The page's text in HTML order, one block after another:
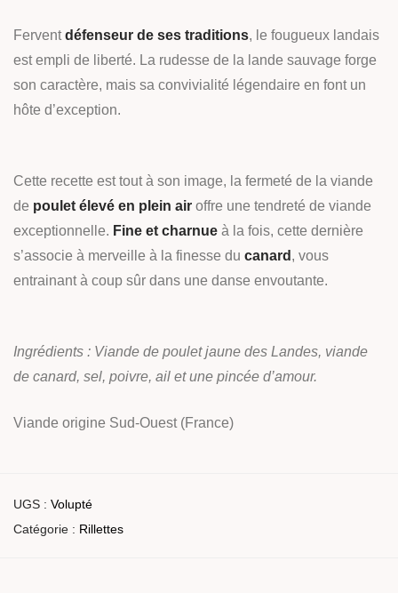
Ferventdéfenseur de ses traditions, le fougueux landais
est empli de liberté. La rudesse de la lande sauvage forge
son caractère, mais sa convivialité légendaire en font un
hôte d’exception.
Cette recette est tout à son image, la fermeté de la viande
de poulet élevé en plein air offre une tendreté de viande
exceptionnelle. Fine et charnue à la fois, cette dernière
s’associe à merveille à la finesse du canard , vous
entrainant à coup sûr dans une danse envoutante.
Ingrédients : Viande de poulet jaune des Landes, viande
de canard, sel, poivre, ail et une pincée d’amour.
Viande origine Sud-Ouest (France)
UGS : Volupté
Catégorie : Rillettes